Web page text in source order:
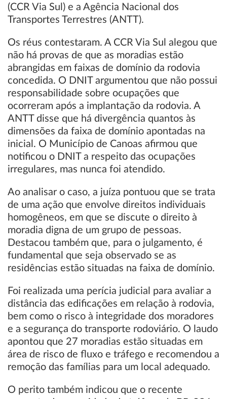
(CCR Via Sul) e a Agência Nacional dos
Transportes Terrestres (ANTT).
Os réus contestaram. A CCR Via Sul alegou que
não há provas de que as moradias estão
abrangidas em faixas de domínio da rodovia
concedida. O DNIT argumentou que não possui
responsabilidade sobre ocupações que
ocorreram após a implantação da rodovia. A
ANTT disse que há divergência quantos às
dimensões da faixa de domínio apontadas na
inicial. O Município de Canoas afirmou que
notificou o DNIT a respeito das ocupações
irregulares, mas nunca foi atendido.
Ao analisar o caso, a juíza pontuou que se trata
de uma ação que envolve direitos individuais
homogêneos, em que se discute o direito à
moradia digna de um grupo de pessoas.
Destacou também que, para o julgamento, é
fundamental que seja observado se as
residências estão situadas na faixa de domínio.
Foi realizada uma perícia judicial para avaliar a
distância das edificações em relação à rodovia,
bem como o risco à integridade dos moradores
e a segurança do transporte rodoviário. O laudo
apontou que 27 moradias estão situadas em
área de risco de fluxo e tráfego e recomendou a
remoção das famílias para um local adequado.
O perito também indicou que o recente